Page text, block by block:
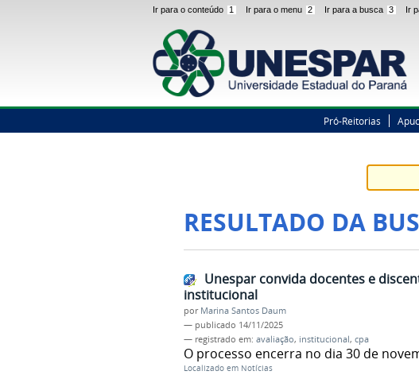
Ir para o conteúdo 1 Ir para o menu 2 Ir para a busca 3 Ir
Pró-Reitorias
RESULTADO DA
Unespar convida docentes e
institucional
por Marina Santos Daum
— publicado 14/11/2025
— registrado em: avaliação, institucional, cpa
O processo encerra no dia 30 de
Localizado em Notícias